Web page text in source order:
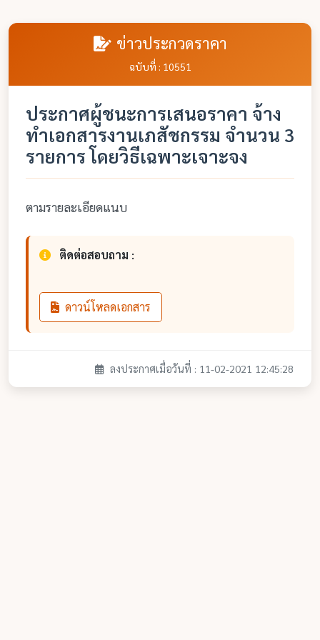
ข่าวประกวดราคา
ฉบับที่ : 10551
ประกาศผู้ชนะการเสนอราคา จ้าง
ทำเอกสารงานเภสัชกรรม จำนวน 3
รายการ โดยวิธีเฉพาะเจาะจง
ตามรายละเอียดแนบ
ติดต่อสอบถาม :
ดาวน์โหลดเอกสาร
ลงประกาศเมื่อวันที่ : 11-02-2021 12:45:28